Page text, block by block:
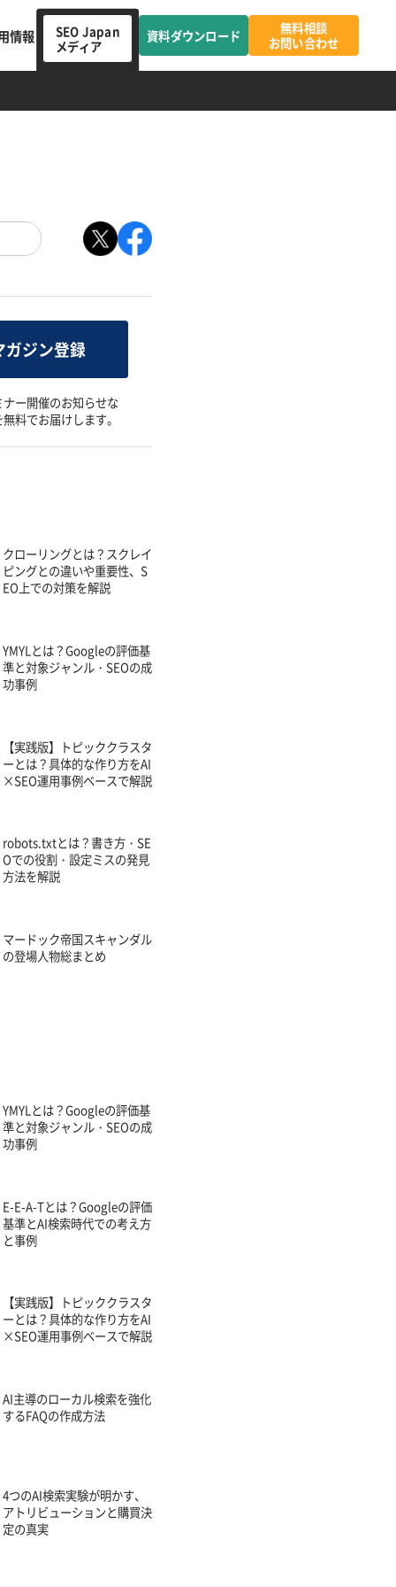
情報
SEO Japan
メディア
資料ダウンロード
無料相談
お問い合わせ
ガジン登録
ー開催のお知らせな
料でお届けします。
クローリングとは？スクレイ
ピングとの違いや重要性、S
EO上での対策を解説
YMYLとは？Googleの評価基
準と対象ジャンル・SEOの成
功事例
【実践版】トピッククラスタ
ーとは？具体的な作り方をAI
×SEO運用事例ベースで解説
robots.txtとは？書き方・SE
Oでの役割・設定ミスの発見
方法を解説
マードック帝国スキャンダル
の登場人物総まとめ
YMYLとは？Googleの評価基
準と対象ジャンル・SEOの成
功事例
E-E-A-Tとは？Googleの評価
基準とAI検索時代での考え方
と事例
【実践版】トピッククラスタ
ーとは？具体的な作り方をAI
×SEO運用事例ベースで解説
AI主導のローカル検索を強化
するFAQの作成方法
4つのAI検索実験が明かす、
アトリビューションと購買決
定の真実